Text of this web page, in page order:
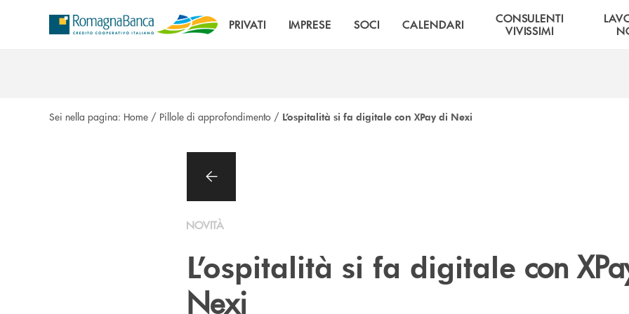
PRIVATI IMPRESE SOCI CALENDARI
CONSULENTI
VIVISSIMI
Sei nella pagina: Home / Pillole di approfondimento / L’ospitalità si fa digitale con XPay di Nexi
NOVITÀ
L’ospitalità si fa digitale con
Nexi